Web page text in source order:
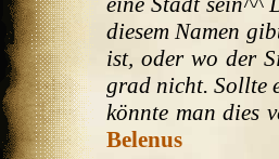
diesem Namen
ist, oder wo der
grad nicht. Sollte
könnte man dies
Belenus